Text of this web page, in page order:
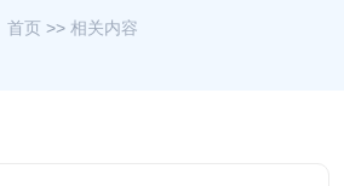
首页 >> 相关内容